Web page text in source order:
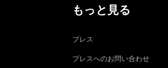
もっと見る
プレス
プレスへのお問い合わせ